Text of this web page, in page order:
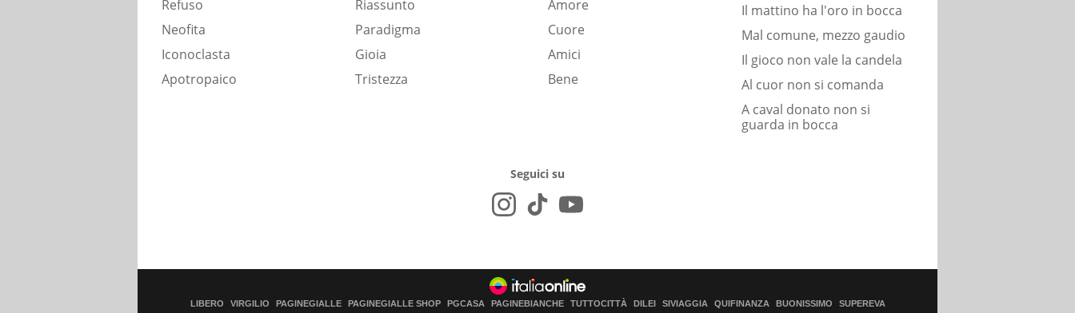
Refuso
Neofita
Iconoclasta
Apotropaico
Riassunto
Paradigma
Gioia
Tristezza
Amore
Cuore
Amici
Bene
Il mattino ha l'oro in bocca
Mal comune, mezzo gaudio
Il gioco non vale la candela
Al cuor non si comanda
A caval donato non si
guarda in bocca
Seguici su
LIBERO VIRGILIO PAGINEGIALLE PAGINEGIALLE SHOP PGCASA PAGINEBIANCHE TUTTOCITTÀ DILEI SIVIAGGIA QUIFINANZA BUONISSIMO SUPEREVA